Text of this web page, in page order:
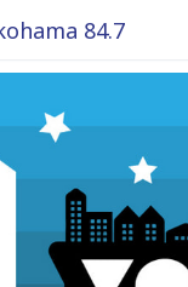
84.7